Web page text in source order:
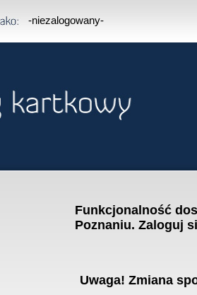
-niezalogowany-
Funkcjonalność
Poznaniu. Zaloguj
Uwaga! Zmiana